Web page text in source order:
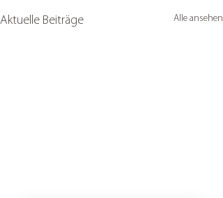
Aktuelle Beiträge Alle ansehen